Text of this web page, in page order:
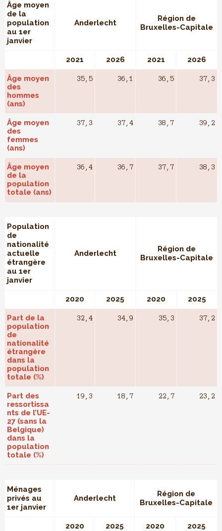
Âge moyen
de la
population
au 1er
janvier
Anderlecht
Région de
Bruxelles-Capitale
2021 2026 2021 2026
Âge moyen
des
hommes
(ans)
35,5 36,1 36,5 37,3
Âge moyen
des
femmes
(ans)
37,3 37,4 38,7 39,2
Âge moyen
de la
population
totale (ans)
36,4 36,7 37,7 38,3
Population
de
nationalité
actuelle
étrangère
au 1er
janvier
Anderlecht
Région de
Bruxelles-Capitale
2020 2025 2020 2025
Part de la
population
de
nationalité
étrangère
dans la
population
totale (%)
32,4 34,9 35,3 37,2
Part des
ressortissa
nts de l’UE-
27 (sans la
Belgique)
dans la
population
totale (%)
19,3 18,7 22,7 23,2
Ménages
privés au
1er janvier
Anderlecht
Région de
Bruxelles-Capitale
2020 2025 2020 2025